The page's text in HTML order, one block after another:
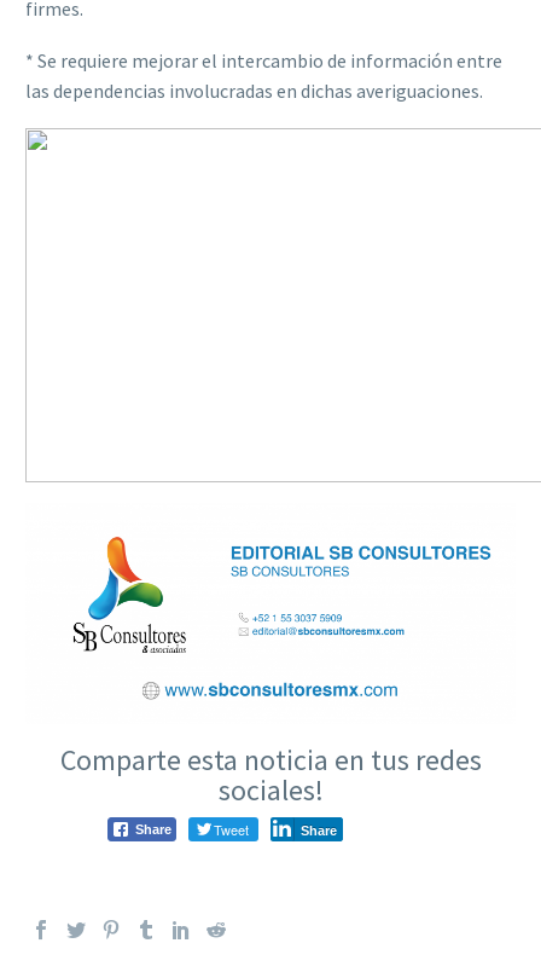
firmes.
* Se requiere mejorar el intercambio de información entre
las dependencias involucradas en dichas averiguaciones.
Comparte esta noticia en tus redes
sociales!
Share Tweet Share